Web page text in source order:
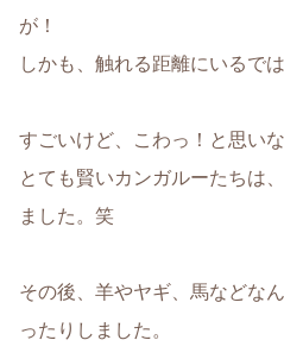
が！
しかも、触れる距離にいるで
すごいけど、こわっ！と思い
とても賢いカンガルーたちは
ました。笑
その後、羊やヤギ、馬などな
ったりしました。